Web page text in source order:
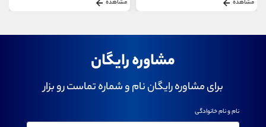
مشاوره رایگان
برای مشاوره رایگان نام و شماره تماست رو بزار
نام و نام خانوادگی